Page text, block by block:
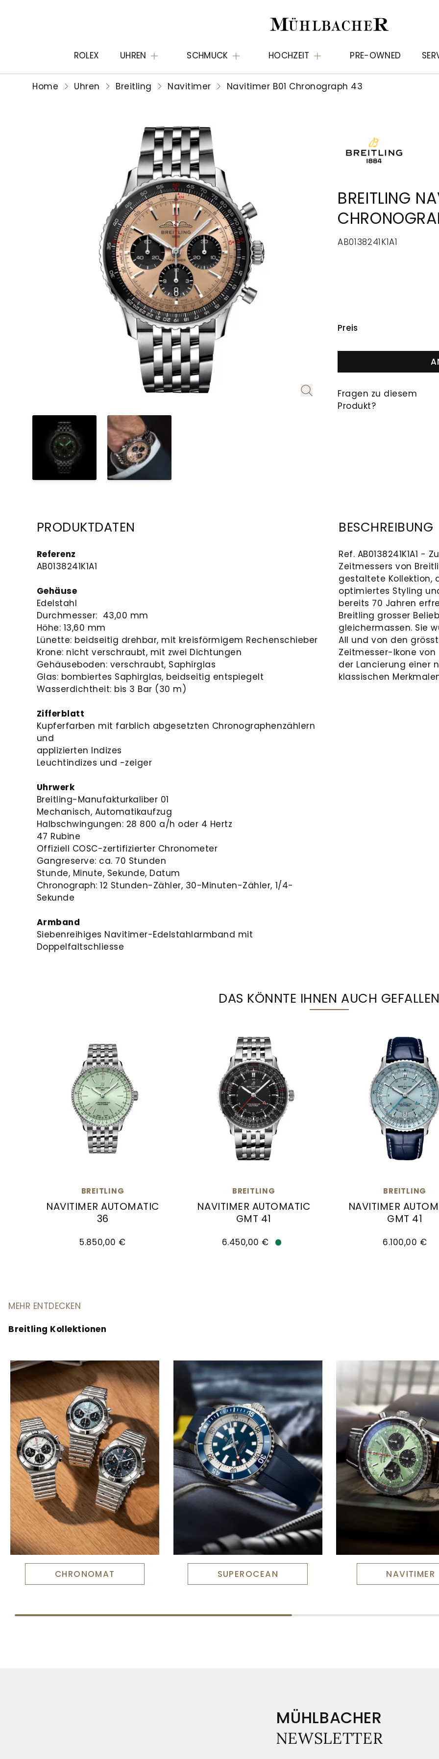
ROLEX UHREN SCHMUCK HOCHZEIT PRE-OWNED
Home Uhren Breitling Navitimer Navitimer B01 Chronograph 43
BREITLING
AB0138241K1A1
Preis
Fragen zu diesem
Produkt?
PRODUKTDATEN
Referenz
AB0138241K1A1
Gehäuse
Edelstahl
Durchmesser: 43,00 mm
Höhe: 13,60 mm
Lünette: beidseitig drehbar, mit kreisförmigem Rechenschieber
Krone: nicht verschraubt, mit zwei Dichtungen
Gehäuseboden: verschraubt, Saphirglas
Glas: bombiertes Saphirglas, beidseitig entspiegelt
Wasserdichtheit: bis 3 Bar (30 m)
Zifferblatt
Kupferfarben mit farblich abgesetzten Chronographenzählern
und
applizierten Indizes
Leuchtindizes und -zeiger
Uhrwerk
Breitling-Manufakturkaliber 01
Mechanisch, Automatikaufzug
Halbschwingungen: 28 800 a/h oder 4 Hertz
47 Rubine
Offiziell COSC-zertifizierter Chronometer
Gangreserve: ca. 70 Stunden
Stunde, Minute, Sekunde, Datum
Chronograph: 12 Stunden-Zähler, 30-Minuten-Zähler, 1/4-
Sekunde
Armband
Siebenreihiges Navitimer-Edelstahlarmband mit
Doppelfaltschliesse
BESCHREIBUNG
Ref. AB0138241K1A1
Zeitmessers von
gestaltete Kollektion,
optimiertes Styling
bereits 70 Jahren
Breitling grosser
gleichermassen. Sie
All und von den
Zeitmesser-Ikone
der Lancierung einer
klassischen
DAS KÖNNTE IHNEN AUCH
BREITLING
NAVITIMER AUTOMATIC
36
5.850,00 €
BREITLING
NAVITIMER AUTOMATIC
GMT 41
6.450,00 €
BREITLING
NAVITIMER
GMT 41
6.100,00 €
MEHR ENTDECKEN
Breitling Kollektionen
CHRONOMAT SUPEROCEAN NAVITIMER
MÜHLBACHER
NEWSLETTER